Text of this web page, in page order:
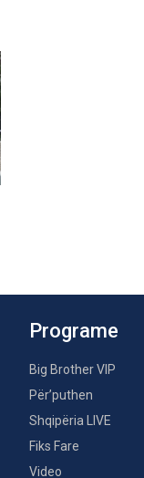
Programe
Big Brother VIP
Për’puthen
Shqipëria LIVE
Fiks Fare
Video